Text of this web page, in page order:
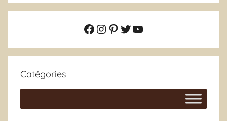
Facebook
Instagram
Pinterest
Twitter
YouTube
Catégories